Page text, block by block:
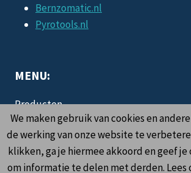
Bernzomatic.nl
Pyrotools.nl
MENU:
Producten
Informatie
Contact
We maken gebruik van cookies en
de werking van onze website te
klikken, ga je hiermee akkoord en geef
om informatie te delen met derden. Lees